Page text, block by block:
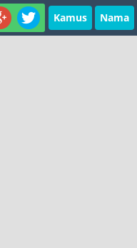
Kamus Nama